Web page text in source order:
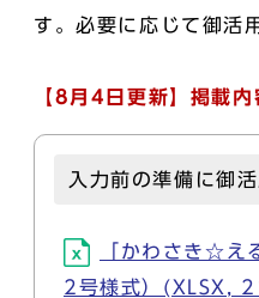
す。必要に応じて御活
【8月4日更新】掲載内
入力前の準備に御
「かわさき☆え
2号様式）(XLSX,